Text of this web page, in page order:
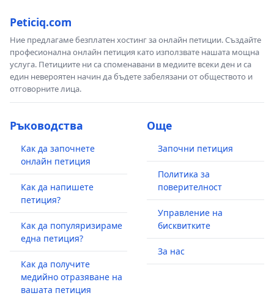
Peticiq.com
Ние предлагаме безплатен хостинг за онлайн петиции. Създайте
професионална онлайн петиция като използвате нашата мощна
услуга. Петициите ни са споменавани в медиите всеки ден и са
един невероятен начин да бъдете забелязани от обществото и
отговорните лица.
Ръководства
Как да започнете
онлайн петиция
Как да напишете
петиция?
Как да популяризираме
една петиция?
Как да получите
медийно отразяване на
вашата петиция
Още
Започни петиция
Политика за
поверителност
Управление на
бисквитките
За нас